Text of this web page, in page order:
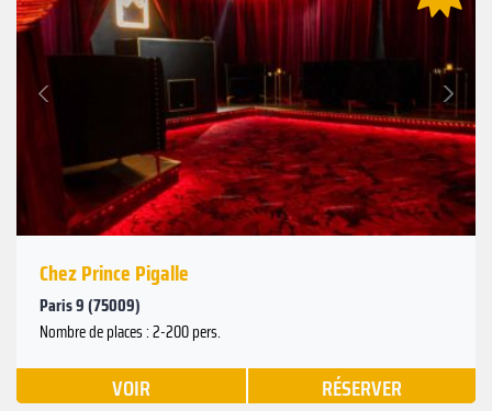
Précédent
Suivant
Chez Prince Pigalle
Paris 9 (75009)
Nombre de places : 2-200 pers.
VOIR RÉSERVER